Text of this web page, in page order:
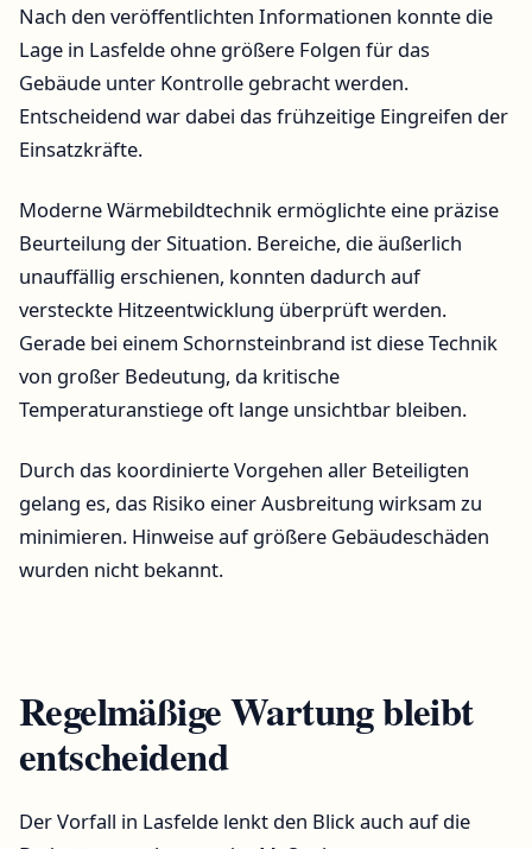
Nach den veröffentlichten Informationen konnte die
Lage in Lasfelde ohne größere Folgen für das
Gebäude unter Kontrolle gebracht werden.
Entscheidend war dabei das frühzeitige Eingreifen der
Einsatzkräfte.
Moderne Wärmebildtechnik ermöglichte eine präzise
Beurteilung der Situation. Bereiche, die äußerlich
unauffällig erschienen, konnten dadurch auf
versteckte Hitzeentwicklung überprüft werden.
Gerade bei einem Schornsteinbrand ist diese Technik
von großer Bedeutung, da kritische
Temperaturanstiege oft lange unsichtbar bleiben.
Durch das koordinierte Vorgehen aller Beteiligten
gelang es, das Risiko einer Ausbreitung wirksam zu
minimieren. Hinweise auf größere Gebäudeschäden
wurden nicht bekannt.
Regelmäßige Wartung bleibt
entscheidend
Der Vorfall in Lasfelde lenkt den Blick auch auf die